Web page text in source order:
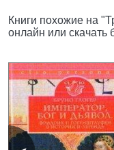
Книги похожие на
онлайн или скачать